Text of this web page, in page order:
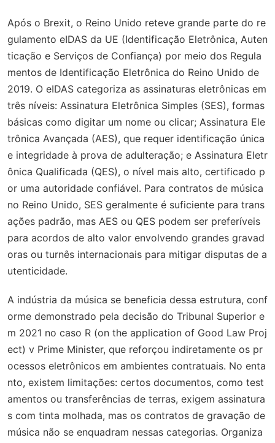
Após o Brexit, o Reino Unido reteve grande parte do re
gulamento eIDAS da UE (Identificação Eletrônica, Auten
ticação e Serviços de Confiança) por meio dos Regula
mentos de Identificação Eletrônica do Reino Unido de
2019. O eIDAS categoriza as assinaturas eletrônicas em
três níveis: Assinatura Eletrônica Simples (SES), formas
básicas como digitar um nome ou clicar; Assinatura Ele
trônica Avançada (AES), que requer identificação única
e integridade à prova de adulteração; e Assinatura Eletr
ônica Qualificada (QES), o nível mais alto, certificado p
or uma autoridade confiável. Para contratos de música
no Reino Unido, SES geralmente é suficiente para trans
ações padrão, mas AES ou QES podem ser preferíveis
para acordos de alto valor envolvendo grandes gravad
oras ou turnês internacionais para mitigar disputas de a
utenticidade.
A indústria da música se beneficia dessa estrutura, conf
orme demonstrado pela decisão do Tribunal Superior e
m 2021 no caso R (on the application of Good Law Proj
ect) v Prime Minister, que reforçou indiretamente os pr
ocessos eletrônicos em ambientes contratuais. No enta
nto, existem limitações: certos documentos, como test
amentos ou transferências de terras, exigem assinatura
s com tinta molhada, mas os contratos de gravação de
música não se enquadram nessas categorias. Organiza